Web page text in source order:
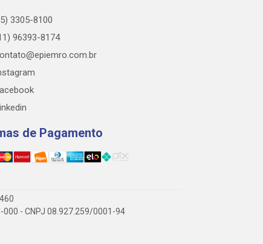
3305-8100
96393-8174
de Pagamento
000 - CNPJ 08.927.259/0001-94